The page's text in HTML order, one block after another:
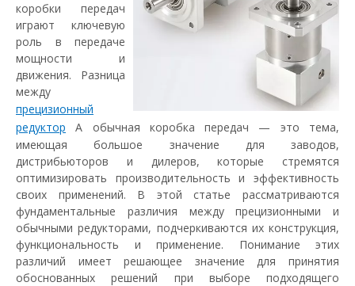
коробки передач
играют ключевую
роль в передаче
мощности и
движения. Разница
между
прецизионный
редуктор А обычная коробка передач — это тема,
имеющая большое значение для заводов,
дистрибьюторов и дилеров, которые стремятся
оптимизировать производительность и эффективность
своих применений. В этой статье рассматриваются
фундаментальные различия между прецизионными и
обычными редукторами, подчеркиваются их конструкция,
функциональность и применение. Понимание этих
различий имеет решающее значение для принятия
обоснованных решений при выборе подходящего